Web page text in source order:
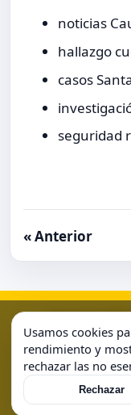
noticias
hallazgo
casos
seguridad
« Anterior
Política de
© 2026 .
Usamos cookies
rendimiento y
rechazar las no
Rechazar